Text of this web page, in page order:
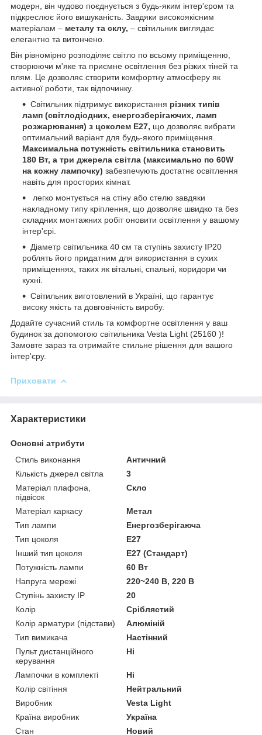
модерн, він чудово поєднується з будь-яким інтер'єром та
підкреслює його вишуканість. Завдяки високоякісним
матеріалам – металу та склу, – світильник виглядає
елегантно та витончено.
Він рівномірно розподіляє світло по всьому приміщенню,
створюючи м'яке та приємне освітлення без різких тіней та
плям. Це дозволяє створити комфортну атмосферу як
активної роботи, так відпочинку.
Світильник підтримує використання різних типів
ламп (світлодіодних, енергозберігаючих, ламп
розжарювання) з цоколем E27, що дозволяє вибрати
оптимальний варіант для будь-якого приміщення.
Максимальна потужність світильника становить
180 Вт, а три джерела світла (максимально по 60W
на кожну лампочку) забезпечують достатнє освітлення
навіть для просторих кімнат.
легко монтується на стіну або стелю завдяки
накладному типу кріплення, що дозволяє швидко та без
складних монтажних робіт оновити освітлення у вашому
інтер'єрі.
Діаметр світильника 40 см та ступінь захисту IP20
роблять його придатним для використання в сухих
приміщеннях, таких як вітальні, спальні, коридори чи
кухні.
Світильник виготовлений в Україні, що гарантує
високу якість та довговічність виробу.
Додайте сучасний стиль та комфортне освітлення у ваш
будинок за допомогою світильника Vesta Light (25160 )!
Замовте зараз та отримайте стильне рішення для вашого
інтер'єру.
Приховати
Характеристики
Основні атрибути
Стиль виконання
Античний
Кількість джерел світла
3
Матеріал плафона,
підвісок
Скло
Матеріал каркасу
Метал
Тип лампи
Енергозберігаюча
Тип цоколя
E27
Інший тип цоколя
E27 (Стандарт)
Потужність лампи
60 Вт
Напруга мережі
220~240 В, 220 В
Ступінь захисту IP
20
Колір
Сріблястий
Колір арматури (підстави)
Алюміній
Тип вимикача
Настінний
Пульт дистанційного
керування
Ні
Лампочки в комплекті
Ні
Колір світіння
Нейтральний
Виробник
Vesta Light
Країна виробник
Україна
Стан
Новий